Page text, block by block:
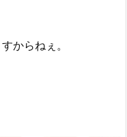
からねぇ。